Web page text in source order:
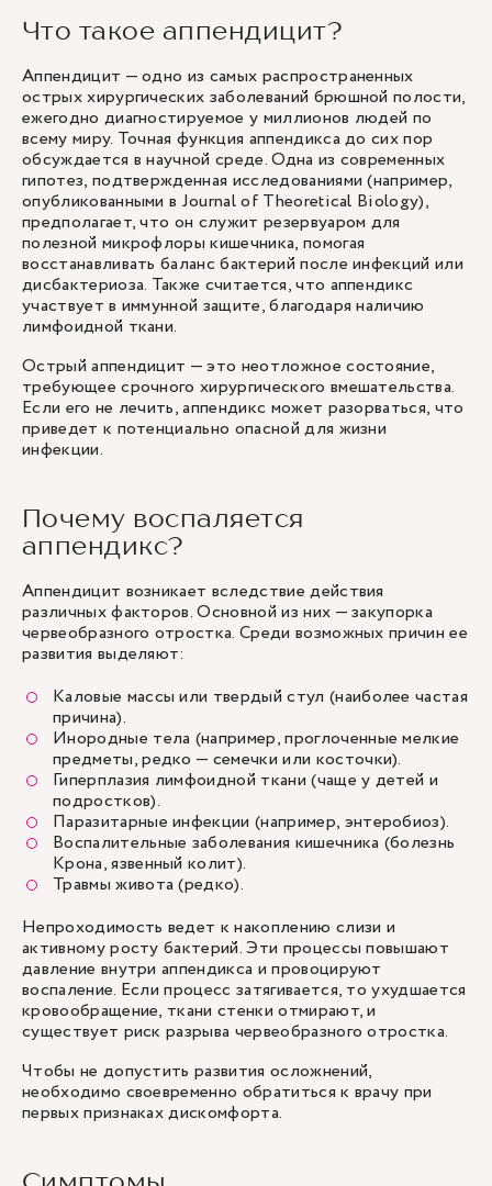
Что такое аппендицит?
Аппендицит — одно из самых распространенных
острых хирургических заболеваний брюшной полости,
ежегодно диагностируемое у миллионов людей по
всему миру. Точная функция аппендикса до сих пор
обсуждается в научной среде. Одна из современных
гипотез, подтвержденная исследованиями (например,
опубликованными в Journal of Theoretical Biology),
предполагает, что он служит резервуаром для
полезной микрофлоры кишечника, помогая
восстанавливать баланс бактерий после инфекций или
дисбактериоза. Также считается, что аппендикс
участвует в иммунной защите, благодаря наличию
лимфоидной ткани.
Острый аппендицит — это неотложное состояние,
требующее срочного хирургического вмешательства.
Если его не лечить, аппендикс может разорваться, что
приведет к потенциально опасной для жизни
инфекции.
Почему воспаляется
аппендикс?
Аппендицит возникает вследствие действия
различных факторов. Основной из них — закупорка
червеобразного отростка. Среди возможных причин ее
развития выделяют:
Каловые массы или твердый стул (наиболее частая
причина).
Инородные тела (например, проглоченные мелкие
предметы, редко — семечки или косточки).
Гиперплазия лимфоидной ткани (чаще у детей и
подростков).
Паразитарные инфекции (например, энтеробиоз).
Воспалительные заболевания кишечника (болезнь
Крона, язвенный колит).
Травмы живота (редко).
Непроходимость ведет к накоплению слизи и
активному росту бактерий. Эти процессы повышают
давление внутри аппендикса и провоцируют
воспаление. Если процесс затягивается, то ухудшается
кровообращение, ткани стенки отмирают, и
существует риск разрыва червеобразного отростка.
Чтобы не допустить развития осложнений,
необходимо своевременно обратиться к врачу при
первых признаках дискомфорта.